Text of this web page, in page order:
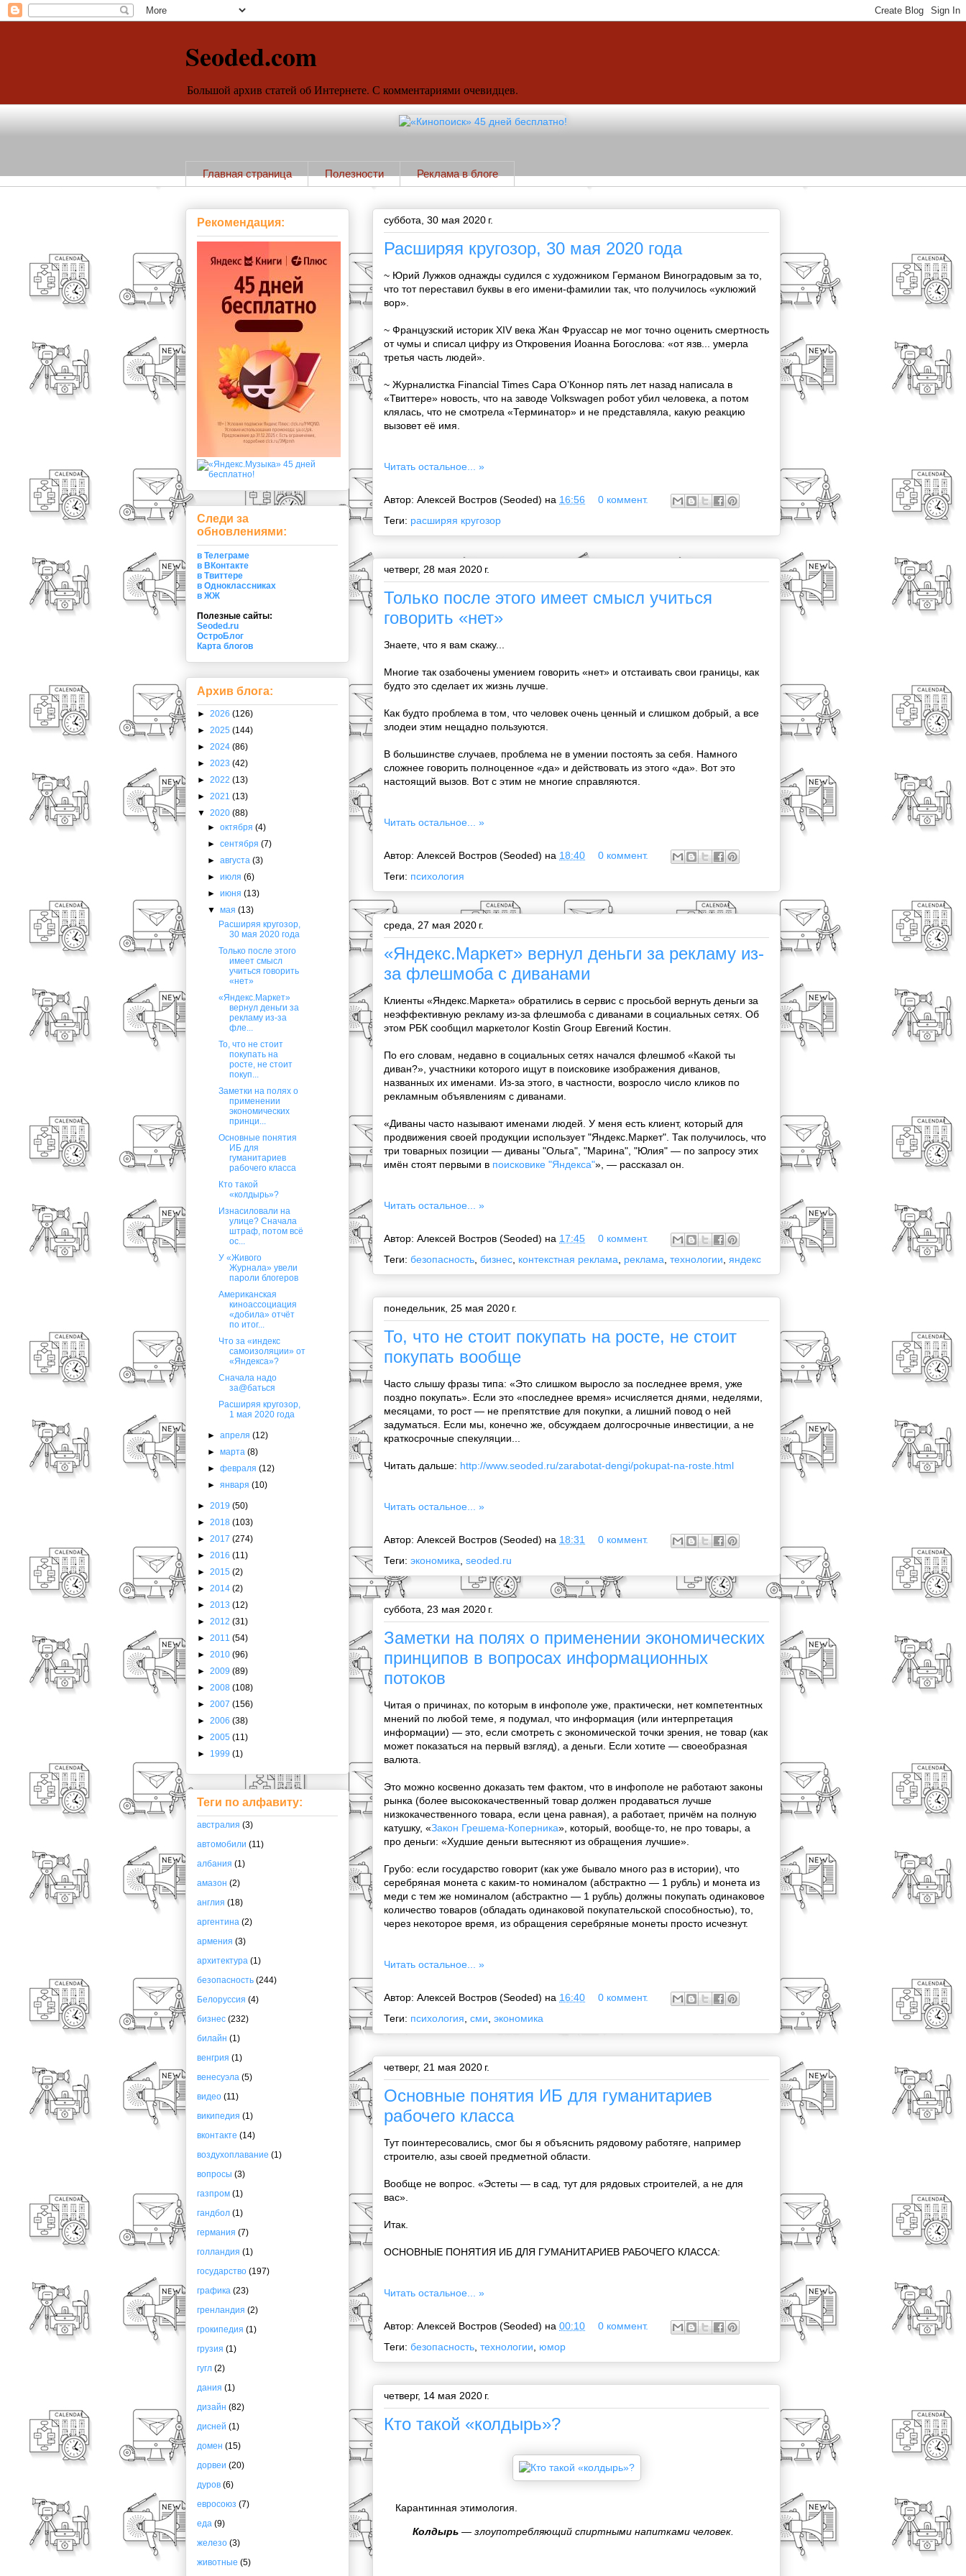
Seoded.com
Большой архив статей об Интернете. С комментариями очевидцев.
Главная страница Полезности Реклама в блоге
суббота, 30 мая 2020 г.
Расширяя кругозор, 30 мая 2020 года
~ Юрий Лужков однажды судился с художником Германом Виноградовым за то,
что тот переставил буквы в его имени-фамилии так, что получилось «уклюжий
вор».
~ Французский историк XIV века Жан Фруассар не мог точно оценить смертность
от чумы и списал цифру из Откровения Иоанна Богослова: «от язв... умерла
третья часть людей».
~ Журналистка Financial Times Сара ОʼКоннор пять лет назад написала в
«Твиттере» новость, что на заводе Volkswagen робот убил человека, а потом
клялась, что не смотрела «Терминатор» и не представляла, какую реакцию
вызовет её имя.
Читать остальное... »
Автор: Алексей Востров (Seoded) на 16:56
0 коммент.
Теги: расширяя кругозор
четверг, 28 мая 2020 г.
Только после этого имеет смысл учиться
говорить «нет»
Знаете, что я вам скажу...
Многие так озабочены умением говорить «нет» и отстаивать свои границы, как
будто это сделает их жизнь лучше.
Как будто проблема в том, что человек очень ценный и слишком добрый, а все
злодеи этим нещадно пользуются.
В большинстве случаев, проблема не в умении постоять за себя. Намного
сложнее говорить полноценное «да» и действовать из этого «да». Вот это
настоящий вызов. Вот с этим не многие справляются.
Читать остальное... »
Автор: Алексей Востров (Seoded) на 18:40
0 коммент.
Теги: психология
среда, 27 мая 2020 г.
«Яндекс.Маркет» вернул деньги за рекламу из-
за флешмоба с диванами
Клиенты «Яндекс.Маркета» обратились в сервис с просьбой вернуть деньги за
неэффективную рекламу из-за флешмоба с диванами в социальных сетях. Об
этом РБК сообщил маркетолог Kostin Group Евгений Костин.
По его словам, недавно в социальных сетях начался флешмоб «Какой ты
диван?», участники которого ищут в поисковике изображения диванов,
названных их именами. Из-за этого, в частности, возросло число кликов по
рекламным объявлениям с диванами.
«Диваны часто называют именами людей. У меня есть клиент, который для
продвижения своей продукции использует "Яндекс.Маркет". Так получилось, что
три товарных позиции — диваны "Ольга", "Марина", "Юлия" — по запросу этих
имён стоят первыми в поисковике "Яндекса"», — рассказал он.
Читать остальное... »
Автор: Алексей Востров (Seoded) на 17:45
0 коммент.
Теги: безопасность бизнес контекстная реклама реклама технологии яндекс
понедельник, 25 мая 2020 г.
То, что не стоит покупать на росте, не стоит
покупать вообще
Часто слышу фразы типа: «Это слишком выросло за последнее время, уже
поздно покупать». Если это «последнее время» исчисляется днями, неделями,
месяцами, то рост — не препятствие для покупки, а лишний повод о ней
задуматься. Если мы, конечно же, обсуждаем долгосрочные инвестиции, а не
краткосрочные спекуляции...
Читать дальше: http://www.seoded.ru/zarabotat-dengi/pokupat-na-roste.html
Читать остальное... »
Автор: Алексей Востров (Seoded) на 18:31
0 коммент.
Теги: экономика seoded.ru
суббота, 23 мая 2020 г.
Заметки на полях о применении экономических
принципов в вопросах информационных
потоков
Читая о причинах, по которым в инфополе уже, практически, нет компетентных
мнений по любой теме, я подумал, что информация (или интерпретация
информации) — это, если смотреть с экономической точки зрения, не товар (как
может показаться на первый взгляд), а деньги. Если хотите — своеобразная
валюта.
Это можно косвенно доказать тем фактом, что в инфополе не работают законы
рынка (более высококачественный товар должен продаваться лучше
низкокачественного товара, если цена равная), а работает, причём на полную
катушку, «Закон Грешема-Коперника», который, вообще-то, не про товары, а
про деньги: «Худшие деньги вытесняют из обращения лучшие».
Грубо: если государство говорит (как уже бывало много раз в истории), что
серебряная монета с каким-то номиналом (абстрактно — 1 рубль) и монета из
меди с тем же номиналом (абстрактно — 1 рубль) должны покупать одинаковое
количество товаров (обладать одинаковой покупательской способностью), то,
через некоторое время, из обращения серебряные монеты просто исчезнут.
Читать остальное... »
Автор: Алексей Востров (Seoded) на 16:40
0 коммент.
Теги: психология сми экономика
четверг, 21 мая 2020 г.
Основные понятия ИБ для гуманитариев
рабочего класса
Тут поинтересовались, смог бы я объяснить рядовому работяге, например
строителю, азы своей предметной области.
Вообще не вопрос. «Эстеты — в сад, тут для рядовых строителей, а не для
вас».
Итак.
ОСНОВНЫЕ ПОНЯТИЯ ИБ ДЛЯ ГУМАНИТАРИЕВ РАБОЧЕГО КЛАССА:
Читать остальное... »
Автор: Алексей Востров (Seoded) на 00:10
0 коммент.
Теги: безопасность технологии юмор
четверг, 14 мая 2020 г.
Кто такой «колдырь»?
Карантинная этимология.
Колдырь — злоупотребляющий спиртными напитками человек.
Рекомендация:
Следи за
обновлениями:
в Телеграме
в ВКонтакте
в Твиттере
в Одноклассниках
в ЖЖ
Полезные сайты:
Seoded.ru
ОстроБлог
Карта блогов
Архив блога:
► 2026 (126)
► 2025 (144)
► 2024 (86)
► 2023 (42)
► 2022 (13)
► 2021 (13)
▼ 2020 (88)
►октября(4)
►сентября(7)
►августа(3)
►июля(6)
►июня(13)
▼мая(13)
Расширяя кругозор,
30 мая 2020 года
Только после этого
имеет смысл
учиться говорить
«нет»
«Яндекс.Маркет»
вернул деньги за
рекламу из-за
фле...
То, что не стоит
покупать на
росте, не стоит
покуп...
Заметки на полях о
применении
экономических
принци...
Основные понятия
ИБ для
гуманитариев
рабочего класса
Кто такой
«колдырь»?
Изнасиловали на
улице? Сначала
штраф, потом всё
ос...
У «Живого
Журнала» увели
пароли блогеров
Американская
киноассоциация
«добила» отчёт
по итог...
Что за «индекс
самоизоляции» от
«Яндекса»?
Сначала надо
за@баться
Расширяя кругозор,
1 мая 2020 года
►апреля(12)
►марта(8)
►февраля(12)
►января(10)
► 2019 (50)
► 2018 (103)
► 2017 (274)
► 2016 (11)
► 2015 (2)
► 2014 (2)
► 2013 (12)
► 2012 (31)
► 2011 (54)
► 2010 (96)
► 2009 (89)
► 2008 (108)
► 2007 (156)
► 2006 (38)
► 2005 (11)
► 1999 (1)
Теги по алфавиту:
австралия (3)
автомобили (11)
албания (1)
амазон (2)
англия (18)
аргентина (2)
армения (3)
архитектура (1)
безопасность (244)
Белоруссия (4)
бизнес (232)
билайн (1)
венгрия (1)
венесуэла (5)
видео (11)
википедия (1)
вконтакте (14)
воздухоплавание (1)
вопросы (3)
газпром (1)
гандбол (1)
германия (7)
голландия (1)
государство (197)
графика (23)
гренландия (2)
грокипедия (1)
грузия (1)
гугл (2)
дания (1)
дизайн (82)
дисней (1)
домен (15)
дорвеи (20)
дуров (6)
евросоюз (7)
еда (9)
железо (3)
животные (5)